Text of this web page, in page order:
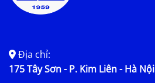
Địa chỉ:
175 Tây Sơn - P. Kim Liên - Hà Nội